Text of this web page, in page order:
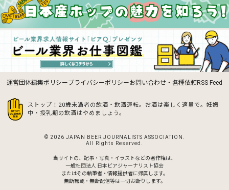
運営団体編集ポリシープライバシーポリシーお問い合わせ・各種依頼RSS Feed
ストップ！20歳未満者の飲酒・飲酒運転。お酒は楽しく適量で。 妊娠
中・授乳期の飲酒はやめましょう。
© 2026 JAPAN BEER JOURNALISTS ASSOCIATION.
All Rights Reserved.
当サイトの、記事・写真・イラストなどの著作権は、
一般社団法人 日本ビアジャーナリスト協会
またはその執筆者・情報提供者に帰属します。
無断転載・無断配信等は一切お断りします。